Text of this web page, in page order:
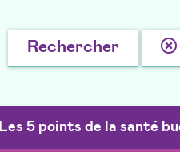
Rechercher
Les 5 points de la santé